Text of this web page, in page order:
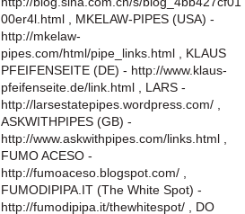
00er4l.html , MKELAW-PIPES (USA) -
http://mkelaw-
pipes.com/html/pipe_links.html , KLAUS
PFEIFENSEITE (DE) - http://www.klaus-
pfeifenseite.de/link.html , LARS -
http://larsestatepipes.wordpress.com/ ,
ASKWITHPIPES (GB) -
http://www.askwithpipes.com/links.html ,
FUMO ACESO -
http://fumoaceso.blogspot.com/ ,
FUMODIPIPA.IT (The White Spot) -
http://fumodipipa.it/thewhitespot/ , DO